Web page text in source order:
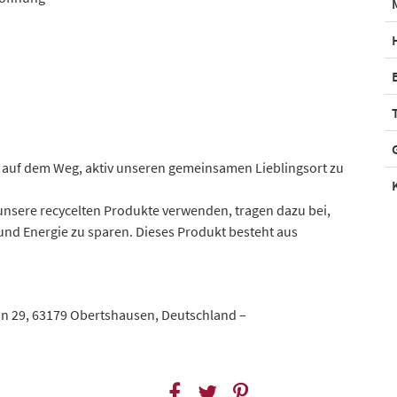
dem Weg, aktiv unseren gemeinsamen Lieblingsort zu
recycelten Produkte verwenden, tragen dazu bei,
Energie zu sparen. Dieses Produkt besteht aus
29, 63179 Obertshausen, Deutschland –